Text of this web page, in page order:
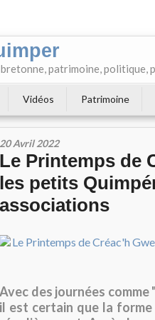
patrimoine, politique,
Vidéos Patrimoine
20 Avril 2022
Le Printemps de
les petits
associations
Avec des journées
il est certain que la